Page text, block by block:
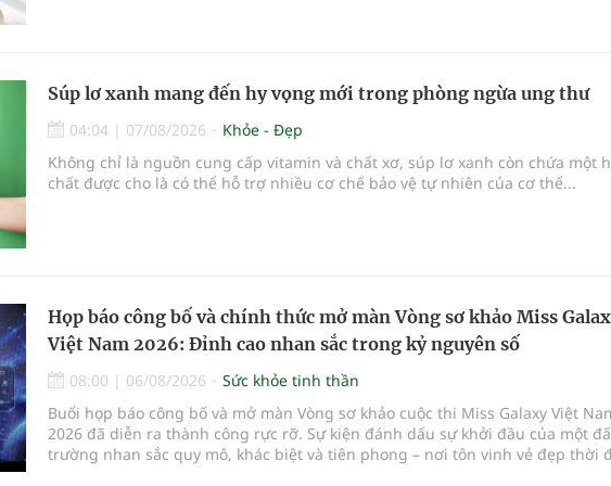
Súp lơ xanh mang đến hy vọng mới trong phòng ngừa ung thư
04:04 | 07/08/2026
Khỏe - Đẹp
Không chỉ là nguồn cung cấp vitamin và chất xơ, súp lơ xanh còn chứa một
chất được cho là có thể hỗ trợ nhiều cơ chế bảo vệ tự nhiên của cơ thể...
Họp báo công bố và chính thức mở màn Vòng sơ khảo Miss
Việt Nam 2026: Đỉnh cao nhan sắc trong kỷ nguyên số
08:00 | 06/08/2026
Sức khỏe tinh thần
Buổi họp báo công bố và mở màn Vòng sơ khảo cuộc thi Miss Galaxy Việt
2026 đã diễn ra thành công rực rỡ. Sự kiện đánh dấu sự khởi đầu của một
trường nhan sắc quy mô, khác biệt và tiên phong – nơi tôn vinh vẻ đẹp thời